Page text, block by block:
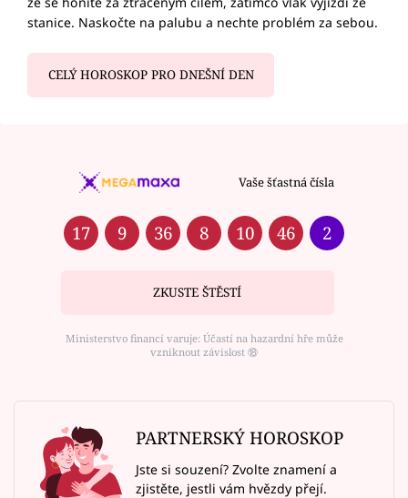
stanice. Naskočte na palubu a nechte problém za sebou.
CELÝ HOROSKOP PRO DNEŠNÍ DEN
Vaše šťastná čísla
17 9 36 8 10 46 2
ZKUSTE ŠTĚSTÍ
Ministerstvo financí varuje: Účastí na hazardní hře může
vzniknout závislost ⑱
PARTNERSKÝ HOROSKOP
Jste si souzení? Zvolte znamení a
zjistěte, jestli vám hvězdy přejí.